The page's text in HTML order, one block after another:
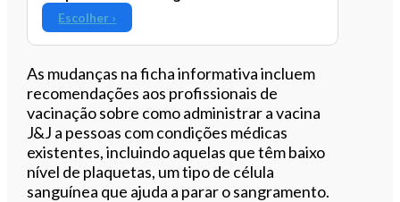
Escolher ›
As mudanças na ficha informativa incluem
recomendações aos profissionais de
vacinação sobre como administrar a vacina
J&J a pessoas com condições médicas
existentes, incluindo aquelas que têm baixo
nível de plaquetas, um tipo de célula
sanguínea que ajuda a parar o sangramento.